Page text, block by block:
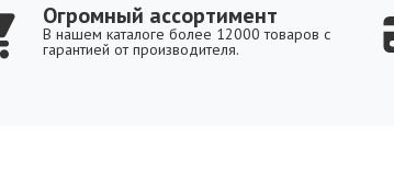
Огромный ассортимент
В нашем каталоге более 12000 товаров с
гарантией от производителя.